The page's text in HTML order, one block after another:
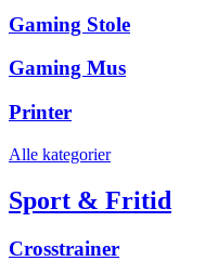
Gaming Stole
Gaming Mus
Printer
Alle kategorier
Sport & Fritid
Crosstrainer